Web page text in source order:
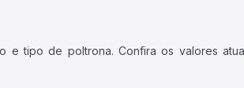
tipo de poltrona. Confira os valores